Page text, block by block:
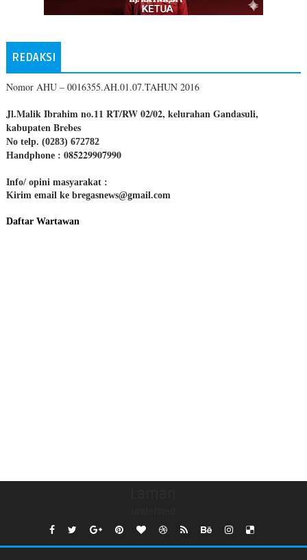
REDAKSI
Nomor AHU – 0016355.AH.01.07.TAHUN 2016
Jl.Malik Ibrahim no.11 RT/RW 02/02, kelurahan Gandasuli,
kabupaten Brebes
No telp. (0283) 672782
Handphone : 085229907990
Info/ opini masyarakat :
Kirim email ke bregasnews@gmail.com
Daftar Wartawan